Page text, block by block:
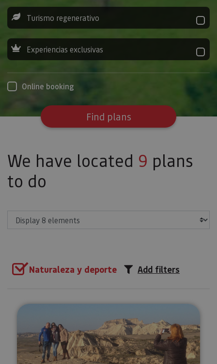
Turismo regenerativo
Experiencias exclusivas
Online booking
Find plans
We have located 9 plans
to do
Naturaleza y deporte Add filters
Essential Bardenas 4x4 route